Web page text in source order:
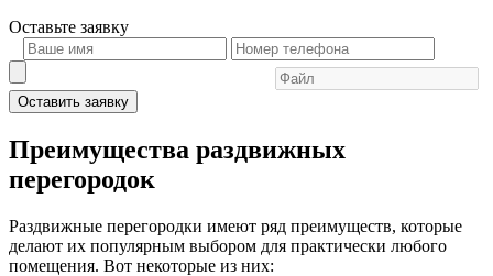
Оставьте заявку
Оставить заявку
Преимущества раздвижных
перегородок
Раздвижные перегородки имеют ряд преимуществ, которые
делают их популярным выбором для практически любого
помещения. Вот некоторые из них: